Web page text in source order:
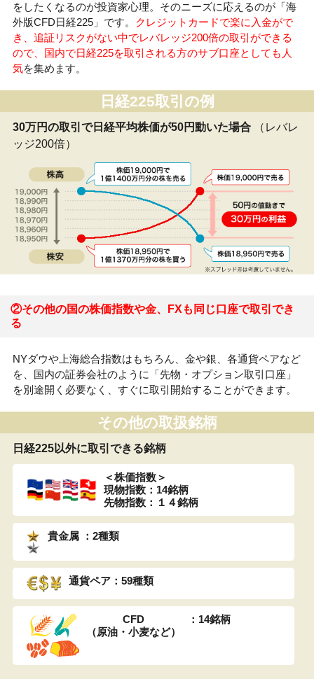
をしたくなるのが投資家心理。そのニーズに応えるのが「海
外版CFD日経225」です。 クレジットカードで楽に入金がで
き、追証リスクがない中でレバレッジ200倍の取引ができる
ので、国内で日経225を取引される方のサブ口座としても人
気を集めます。
日経225取引の例
30万円の取引で日経平均株価が50円動いた場合
（レバレ
ッジ200倍）
②その他の国の株価指数や金、FXも同じ口座で取引でき
る
NYダウや上海総合指数はもちろん、金や銀、各通貨ペアなど
を、国内の証券会社のように「先物・オプション取引口座」
を別途開く必要なく、すぐに取引開始することができます。
その他の取扱銘柄
日経225以外に取引できる銘柄
＜株価指数＞
現物指数：14銘柄
先物指数：１４銘柄
貴金属 ：2種類
通貨ペア：59種類
CFD
（原油・小麦など）
：14銘柄